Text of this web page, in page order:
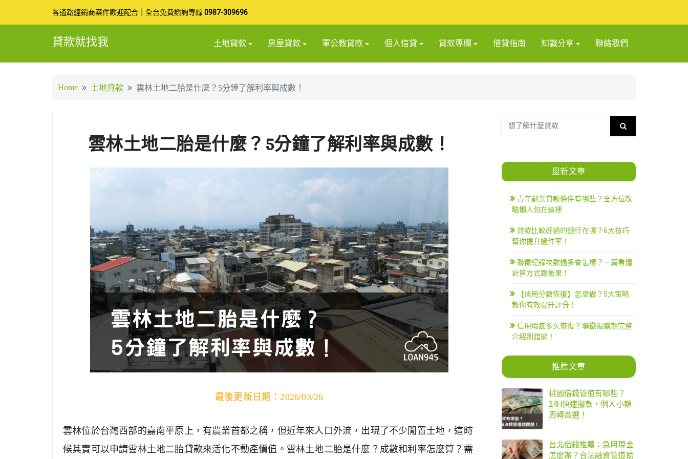
to
各通路經銷商案件歡迎配合 全台免費諮詢專線 0987-309696
貸款就找我 土地貸款 房屋貸款 軍公教貸款 個人信貸 貸款專欄 借貸指南 知識分享 聯絡我們
Home 土地貸款 雲林土地二胎是什麼？5分鐘了解利率與成數！
雲林土地二胎是什麼？5分鐘了解利率與成數！
最後更新日期：2026/03/26
雲林位於台灣西部的嘉南平原上，有農業首都之稱，但近年來人口外流，出現了不少閒置土地，這時
候其實可以申請雲林土地二胎貸款來活化不動產價值。雲林土地二胎是什麼？成數和利率怎麼算？需
最新文章
青年創業貸款條件有哪些？全方位攻
略懶人包在這裡
貸款比較好過的銀行在哪？6大技巧
幫你提升過件率！
聯徵紀錄次數過多會怎樣？一篇看懂
計算方式跟後果！
【信用分數恢復】怎麼做？5大策略
教你有效提升評分！
信用瑕疵多久恢復？聯徵揭露期完整
介紹別錯過！
推薦文章
桃園借錢管道有哪些？
24H快速撥款，個人小額
周轉首選！
台北借錢推薦：急用現金
怎麼辦？合法融資管道助